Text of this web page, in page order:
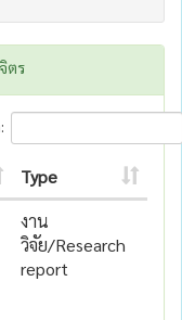
ตร
Type
งาน
วิจัย/Research
report